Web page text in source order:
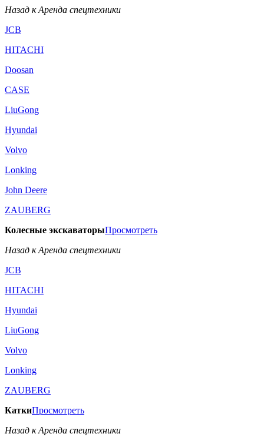
Назад к Аренда спецтехники
JCB
HITACHI
Doosan
CASE
LiuGong
Hyundai
Volvo
Lonking
John Deere
ZAUBERG
Колесные экскаваторыПросмотреть
Назад к Аренда спецтехники
JCB
HITACHI
Hyundai
LiuGong
Volvo
Lonking
ZAUBERG
КаткиПросмотреть
Назад к Аренда спецтехники